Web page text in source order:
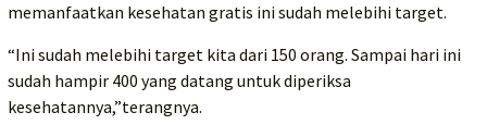
memanfaatkan kesehatan gratis ini sudah melebihi target.
“Ini sudah melebihi target kita dari 150 orang. Sampai hari ini
sudah hampir 400 yang datang untuk diperiksa
kesehatannya,”terangnya.